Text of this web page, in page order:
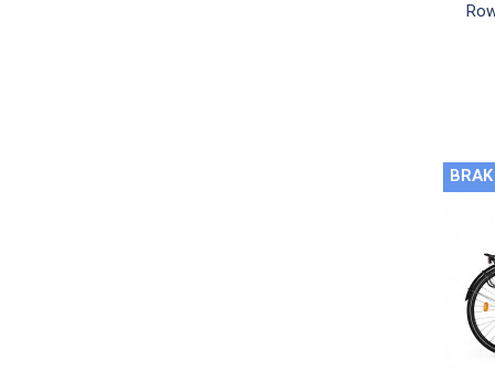
BRAK